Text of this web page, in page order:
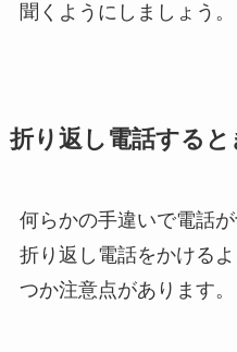
聞くようにしましょう。
折り返し電話すると
何らかの手違いで電話
折り返し電話をかける
つか注意点があります。